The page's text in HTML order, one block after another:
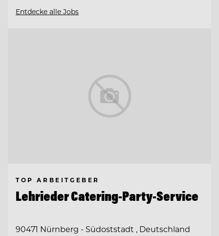
Entdecke alle Jobs
TOP ARBEITGEBER
Lehrieder Catering-Party-Service
90471 Nürnberg - Südoststadt , Deutschland